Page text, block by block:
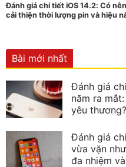
Đánh giá chi tiết iOS 14.2: Có
cải thiện thời lượng pin và hiệu
Bài mới nhất
Đánh giá
năm ra
yêu thương?
Đánh giá
vừa vặn
đa nhiệm